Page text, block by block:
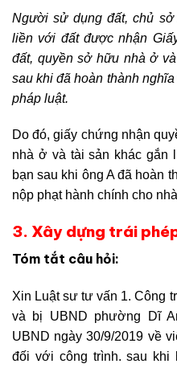
Người sử dụng đất, chủ
liền với đất được nhận
đất, quyền sở hữu nhà ở
sau khi đã hoàn thành
pháp luật.
Do đó, giấy chứng nhận
nhà ở và tài sản khác gắn
bạn sau khi ông A đã hoàn
nộp phạt hành chính cho
3. Xây dựng trái
Tóm tắt câu hỏi:
Xin Luật sư tư vấn 1. Công
và bị UBND phường Dĩ
UBND ngày 30/9/2019 về
đối với công trình. sau khi